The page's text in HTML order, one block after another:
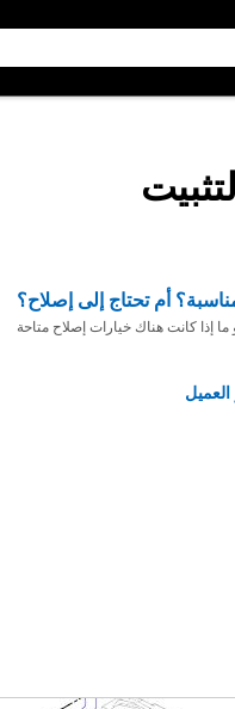
أم تحتاج إلى إصلاح؟
إذا كانت هناك خيارات إصلاح متاحة